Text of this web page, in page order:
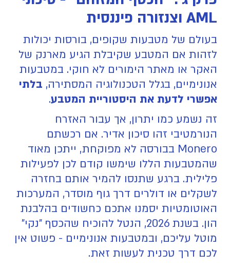
AML וצנזורה פיננסית
בעולם של מטבעות שקופים, בורסות יכולות
לזהות אם המטבע שקיבלת הגיע מארנק של
האקר או מאתר הימורים לא חוקי. במטבעות
אנונימיים, בגלל הטכנולוגיה המסתירה, בלתי
אפשרי לדעת את היסטוריית המטבע.
זה נשמע כמו יתרון, אך עבור האזרח
הנורמטיבי זהו סיכון אדיר. אם רכשתם
Monero בבורסה לא מפוקחת, ייתכן מאוד
שהמטבעות הללו שימשו קודם לכן לפעילות
פלילית. ברגע שתנסו להמיר אותם בחזרה
לשקלים או דולרים דרך גוף מוסדר, המערכות
האוטומטיות יסמנו אתכם כחשודים בהלבנת
הון. בשנת 2026, הנטל להוכיח שהכסף "נקי"
מוטל עליכם, ובמטבעות אנונימיים - פשוט אין
לכם דרך טכנית לעשות זאת.